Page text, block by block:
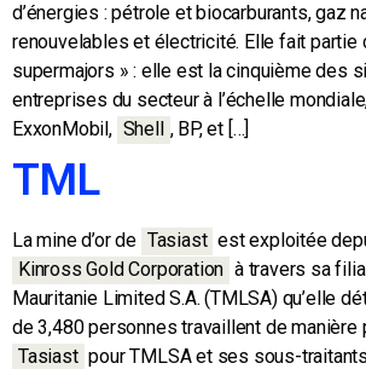
d’énergies : pétrole et biocarburants, gaz
renouvelables et électricité. Elle fait partie
supermajors » : elle est la cinquième des
entreprises du secteur à l’échelle
ExxonMobil, Shell ,BP, et […]
TML
La mine d’or de Tasiast est exploitée
Kinross Gold Corporation à travers sa
Mauritanie Limited S.A. (TMLSA) qu’elle
de 3,480 personnes travaillent de manière
Tasiast pour TMLSA et ses sous-